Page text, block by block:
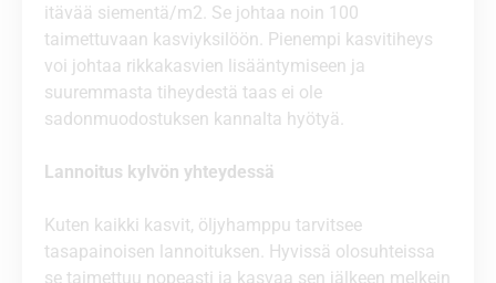
itävää siementä/m2. Se johtaa noin 100
taimettuvaan kasviyksilöön. Pienempi kasvitiheys
voi johtaa rikkakasvien lisääntymiseen ja
suuremmasta tiheydestä taas ei ole
sadonmuodostuksen kannalta hyötyä.
Lannoitus kylvön yhteydessä
Kuten kaikki kasvit, öljyhamppu tarvitsee
tasapainoisen lannoituksen. Hyvissä olosuhteissa
se taimettuu nopeasti ja kasvaa sen jälkeen melkein